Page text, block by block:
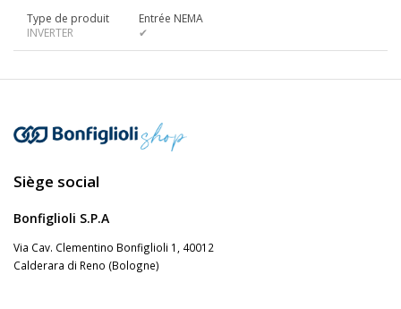
Type de produit
INVERTER
Entrée NEMA
✔
Siège social
Bonfiglioli S.P.A
Via Cav. Clementino Bonfiglioli 1, 40012
Calderara di Reno (Bologne)